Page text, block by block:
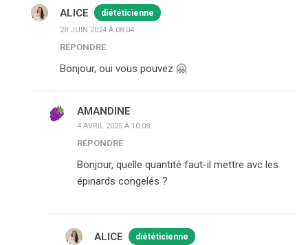
ALICE diététicienne
28 JUIN 2024 À 08:04
RÉPONDRE
Bonjour, oui vous pouvez 🤗
AMANDINE
4 AVRIL 2025 À 10:08
RÉPONDRE
Bonjour, quelle quantité faut-il mettre avc les
épinards congelés ?
ALICE diététicienne